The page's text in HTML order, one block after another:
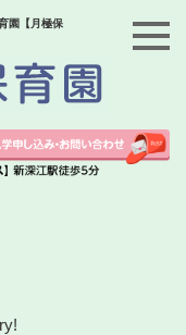
園【月極保